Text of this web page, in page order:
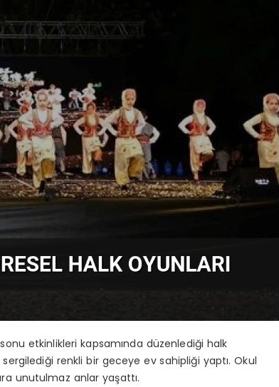
etkinlikleri kapsamında düzenlediği halk
renkli bir geceye ev sahipliği yaptı. Okul
unutulmaz anlar yaşattı.